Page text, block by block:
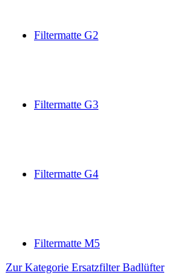
Filtermatte G2
Filtermatte G3
Filtermatte G4
Filtermatte M5
Zur Kategorie Ersatzfilter Badlüfter